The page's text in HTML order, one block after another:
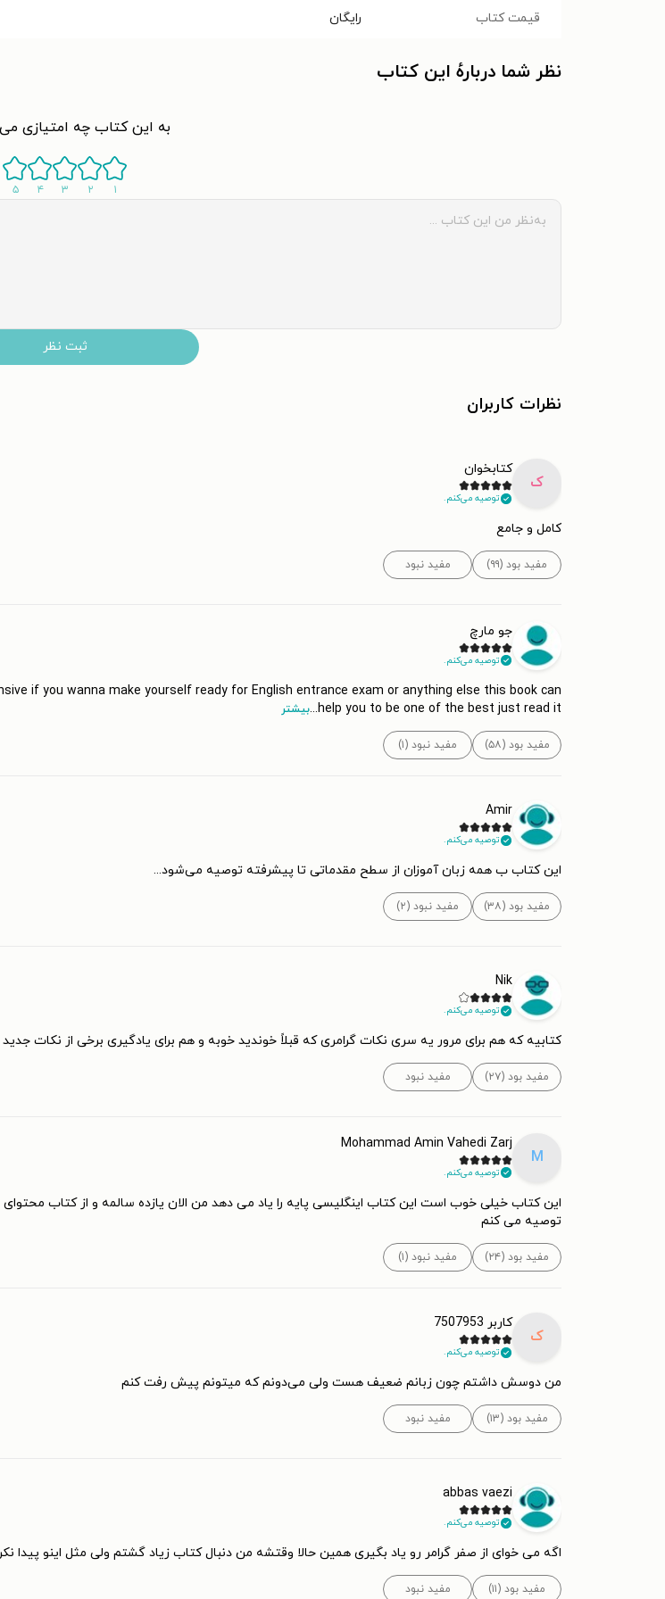
قیمت کتاب رایگان
نظر شما دربارهٔ این کتاب
به این کتاب چه امتیازی
۱ ۲ ۳ ۴ ۵
ثبت نظر
نظرات کاربران
ک
کتابخوان
توصیه می‌کنم.
کامل و جامع
مفید بود (۹۹) مفید نبود
جو مارچ
توصیه می‌کنم.
if you wanna make yourself ready for English entrance exam or anything else this book can
help you to be one of the best just read it
...بیشتر
مفید بود (۵۸) مفید نبود (۱)
Amir
توصیه می‌کنم.
این کتاب ب همه زبان آموزان از سطح مقدماتی تا پیشرفته توصیه می‌شود...
مفید بود (۳۸) مفید نبود (۲)
Nik
توصیه می‌کنم.
کتابیه که هم برای مرور یه سری نکات گرامری که قبلاً خوندید خوبه و هم برای یادگیری برخی از نکات
مفید بود (۲۷) مفید نبود
M
Mohammad Amin Vahedi Zarj
توصیه می‌کنم.
این کتاب خیلی خوب است این کتاب اینگلیسی پایه را یاد می دهد من الان یازده سالمه و از کتاب
توصیه می کنم
مفید بود (۲۴) مفید نبود (۱)
ک
کاربر 7507953
توصیه می‌کنم.
من دوسش داشتم چون زبانم ضعیف هست ولی می‌دونم که میتونم پیش رفت کنم
مفید بود (۱۳) مفید نبود
abbas vaezi
توصیه می‌کنم.
اگه می خوای از صفر گرامر رو یاد بگیری همین حالا وقتشه من دنبال کتاب زیاد گشتم ولی مثل اینو پیدا
مفید بود (۱۱) مفید نبود